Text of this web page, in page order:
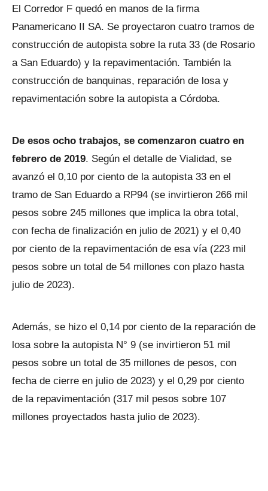
El Corredor F quedó en manos de la firma
Panamericano II SA. Se proyectaron cuatro tramos de
construcción de autopista sobre la ruta 33 (de Rosario
a San Eduardo) y la repavimentación. También la
construcción de banquinas, reparación de losa y
repavimentación sobre la autopista a Córdoba.
De esos ocho trabajos, se comenzaron cuatro en
febrero de 2019. Según el detalle de Vialidad, se
avanzó el 0,10 por ciento de la autopista 33 en el
tramo de San Eduardo a RP94 (se invirtieron 266 mil
pesos sobre 245 millones que implica la obra total,
con fecha de finalización en julio de 2021) y el 0,40
por ciento de la repavimentación de esa vía (223 mil
pesos sobre un total de 54 millones con plazo hasta
julio de 2023).
Además, se hizo el 0,14 por ciento de la reparación de
losa sobre la autopista N° 9 (se invirtieron 51 mil
pesos sobre un total de 35 millones de pesos, con
fecha de cierre en julio de 2023) y el 0,29 por ciento
de la repavimentación (317 mil pesos sobre 107
millones proyectados hasta julio de 2023).